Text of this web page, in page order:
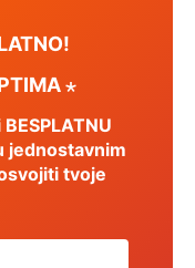
⋆
jednostavnim
tvoje